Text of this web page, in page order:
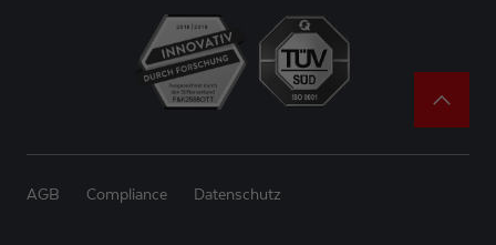
AGB Compliance Datenschutz